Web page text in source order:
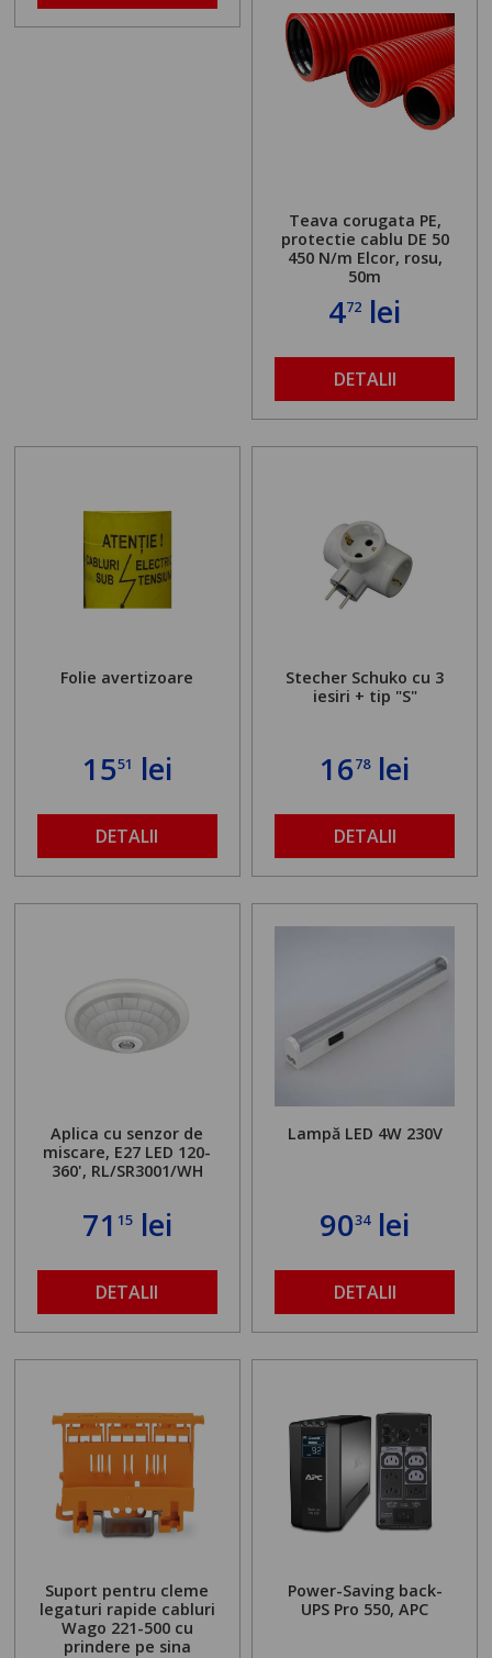
Teava corugata PE,
protectie cablu DE 50
450 N/m Elcor, rosu,
50m
472 lei
DETALII
Folie avertizoare
1551 lei
DETALII
Stecher Schuko cu 3
iesiri + tip "S"
1678lei
DETALII
Aplica cu senzor de
miscare, E27 LED 120-
360', RL/SR3001/WH
71 15lei
DETALII
Lampă LED 4W 230V
9034lei
DETALII
Suport pentru cleme
legaturi rapide cabluri
Wago 221-500 cu
prindere pe sina
Power-Saving back-
UPS Pro 550, APC